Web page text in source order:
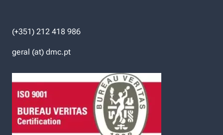
(+351) 212 418 986
geral (at) dmc.pt